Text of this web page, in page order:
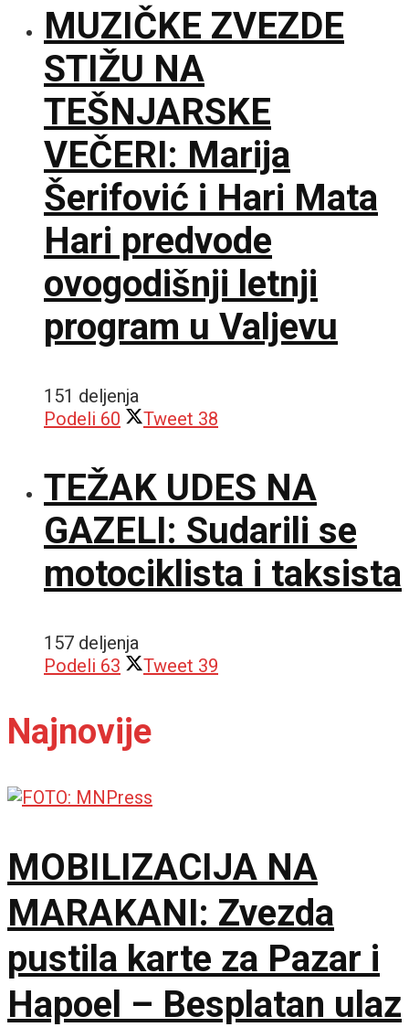
MUZIČKE ZVEZDE
STIŽU NA
TEŠNJARSKE
VEČERI: Marija
Šerifović i Hari Mata
Hari predvode
ovogodišnji letnji
program u Valjevu
151 deljenja
Podeli 60 Tweet 38
TEŽAK UDES NA
GAZELI: Sudarili se
motociklista i taksista
157 deljenja
Podeli 63 Tweet 39
Najnovije
MOBILIZACIJA NA
MARAKANI: Zvezda
pustila karte za Pazar i
Hapoel – Besplatan ulaz